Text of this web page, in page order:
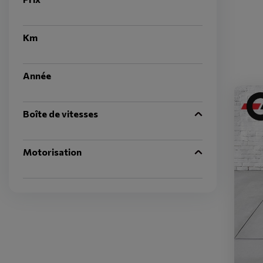
Km
Année
Boîte de vitesses
Motorisation